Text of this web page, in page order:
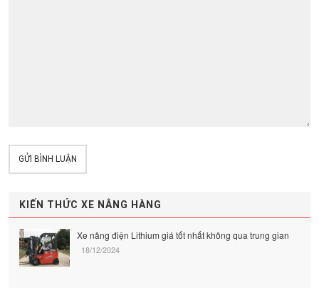
GỬI BÌNH LUẬN
KIẾN THỨC XE NÂNG HÀNG
Xe nâng điện Lithium giá tốt nhất không qua trung gian
18/12/2024